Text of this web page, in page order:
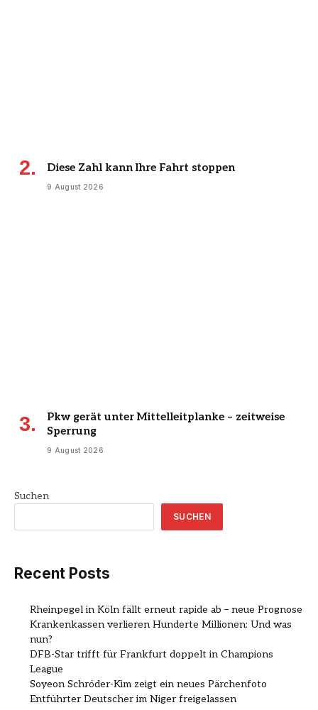
Diese Zahl kann Ihre Fahrt stoppen
9 August 2026
Pkw gerät unter Mittelleitplanke – zeitweise
Sperrung
9 August 2026
Suchen
SUCHEN
Recent Posts
Rheinpegel in Köln fällt erneut rapide ab – neue Prognose
Krankenkassen verlieren Hunderte Millionen: Und was
nun?
DFB-Star trifft für Frankfurt doppelt in Champions
League
Soyeon Schröder-Kim zeigt ein neues Pärchenfoto
Entführter Deutscher im Niger freigelassen